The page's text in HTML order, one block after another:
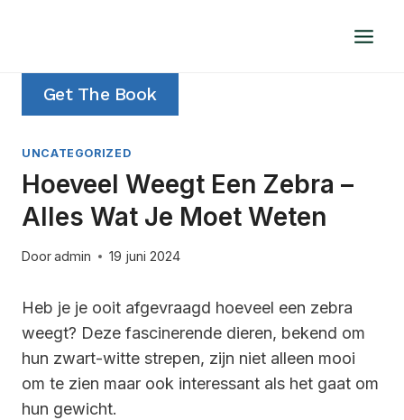
Get The Book
UNCATEGORIZED
Hoeveel Weegt Een Zebra –
Alles Wat Je Moet Weten
Dooradmin 19 juni 2024
Heb je je ooit afgevraagd hoeveel een zebra
weegt? Deze fascinerende dieren, bekend om
hun zwart-witte strepen, zijn niet alleen mooi
om te zien maar ook interessant als het gaat om
hun gewicht.